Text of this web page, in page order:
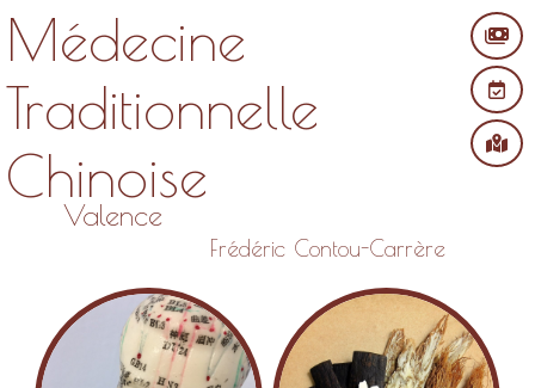
Médecine
Traditionnelle
Chinoise
Valence
Frédéric Contou-Carrère